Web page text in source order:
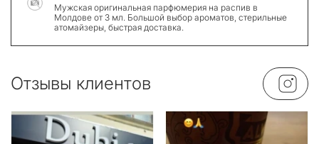
Мужская оригинальная парфюмерия на распив в
Молдове от 3 мл. Большой выбор ароматов, стерильные
атомайзеры, быстрая доставка.
Отзывы клиентов